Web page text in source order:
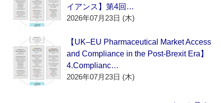
イアンス】第4回…
2026年07月23日 (木)
【UK–EU Pharmaceutical Market Access
and Compliance in the Post-Brexit Era】
4.Complianc…
2026年07月23日 (木)